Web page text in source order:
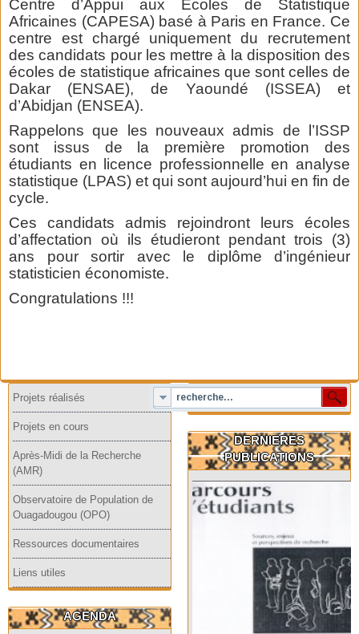
Centre d’Appui aux Ecoles de Statistique
Africaines (CAPESA) basé à Paris en France. Ce
centre est chargé uniquement du recrutement
des candidats pour les mettre à la disposition des
écoles de statistique africaines que sont celles de
Dakar (ENSAE), de Yaoundé (ISSEA) et
d’Abidjan (ENSEA).
Rappelons que les nouveaux admis de l’ISSP
sont issus de la première promotion des
étudiants en licence professionnelle en analyse
statistique (LPAS) et qui sont aujourd’hui en fin de
cycle.
Ces candidats admis rejoindront leurs écoles
d’affectation où ils étudieront pendant trois (3)
ans pour sortir avec le diplôme d’ingénieur
statisticien économiste.
Congratulations !!!
Projets réalisés
Projets en cours
Après-Midi de la Recherche
(AMR)
Observatoire de Population de
Ouagadougou (OPO)
Ressources documentaires
Liens utiles
AGENDA
DERNIERES
PUBLICATIONS